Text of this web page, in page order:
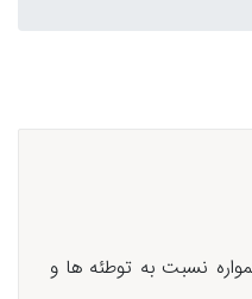
نسبت به توطئه ها و